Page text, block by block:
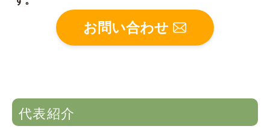
お問い合わせ
代表紹介